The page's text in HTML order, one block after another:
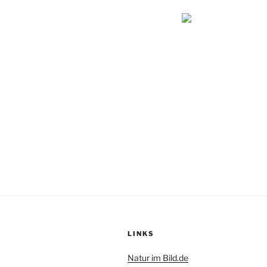
LINKS
Natur im Bild.de